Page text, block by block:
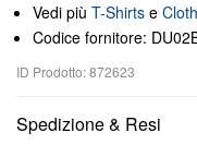
Vedi più T-Shirts e
Codice fornitore:
ID Prodotto: 872623
Spedizione & Resi